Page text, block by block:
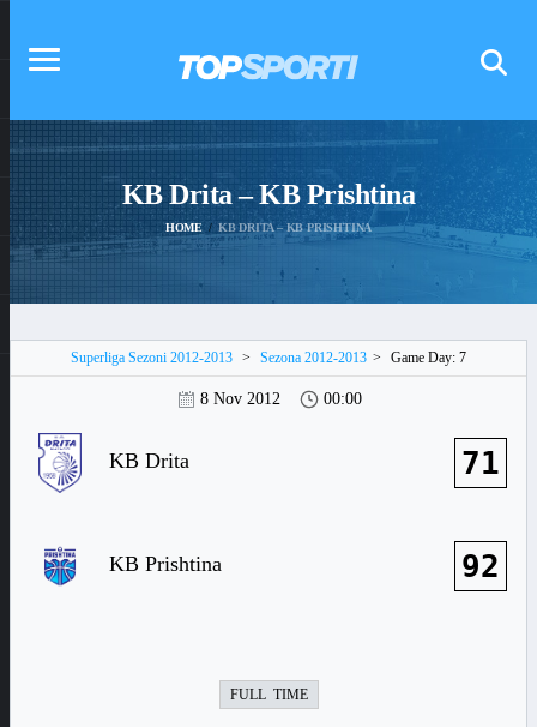
KB Drita – KB Prishtina
HOME KB DRITA – KB PRISHTINA
Superliga Sezoni 2012-2013 > Sezona 2012-2013 > Game Day: 7
8 Nov 2012 00:00
KB Drita 71
KB Prishtina 92
FULL TIME